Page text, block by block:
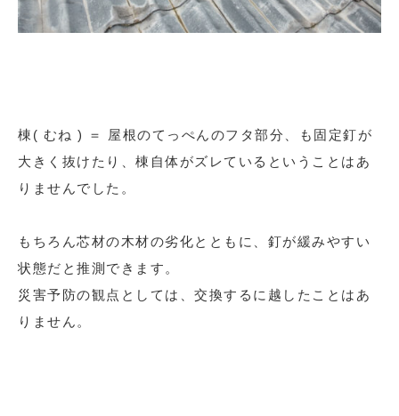
棟( むね ) ＝ 屋根のてっぺんのフタ部分、も固定釘が
大きく抜けたり、棟自体がズレているということはあ
りませんでした。
もちろん芯材の木材の劣化とともに、釘が緩みやすい
状態だと推測できます。
災害予防の観点としては、交換するに越したことはあ
りません。